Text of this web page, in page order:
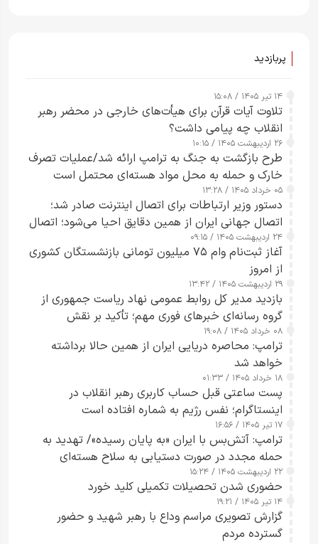
پربازدید
۱۴ تیر ۱۴۰۵ / ۱۵:۰۸
تلاوت آیات قرآن برای هیأت‌های خارجی در محضر رهبر
انقلاب چه پیامی داشت؟
۲۶ اردیبهشت ۱۴۰۵ / ۱۰:۱۵
طرح‌ بازگشت به جنگ به ترامپ ارائه شد/عملیات تصرف
خارک و حمله به محل مواد هسته‌ای محتمل است
۰۵ خرداد ۱۴۰۵ / ۱۳:۲۸
دستور وزیر ارتباطات برای اتصال اینترنت صادر شد؛
اتصال جهانی ایران از همین دقایق احیا می‌شود؛ اتصال
کامل مردم تا ۲۴ ساعت آینده
۲۴ اردیبهشت ۱۴۰۵ / ۰۹:۱۵
آغاز ثبت‌نام وام ۷۵ میلیون تومانی بازنشستگان کشوری
از امروز
۲۹ اردیبهشت ۱۴۰۵ / ۱۳:۴۲
بازدید مدیر کل روابط عمومی نهاد ریاست جمهوری از
گروه رسانه‌ای خبرهای فوری مهم؛ تأکید بر نقش
رسانه‌های هوشمند و مسئول در ارتقای آگاهی عمومی
۰۸ خرداد ۱۴۰۵ / ۱۹:۰۸
ترامپ: محاصره دریایی ایران از همین حالا برداشته
خواهد شد
۱۸ خرداد ۱۴۰۵ / ۰۱:۳۳
پست ساعتی قبل حساب کاربری رهبر انقلاب در
اینستاگرام؛ نفس رژیم به شماره افتاده است​
۱۷ تیر ۱۴۰۵ / ۱۶:۵۶
ترامپ: آتش‌بس با ایران «به پایان رسیده»/ تهدید به
حمله مجدد در صورت دستیابی به سلاح هسته‌ای
۲۲ اردیبهشت ۱۴۰۵ / ۱۵:۲۴
حضوری شدن تحصیلات تکمیلی کلید خورد
۱۴ تیر ۱۴۰۵ / ۱۹:۲۱
گزارش تصویری مراسم وداع با رهبر شهید و حضور
گسترده مردم